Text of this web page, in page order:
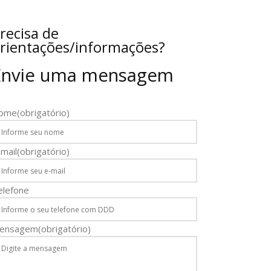
de
informações?
uma mensagem
(obrigatório)
(obrigatório)
(obrigatório)